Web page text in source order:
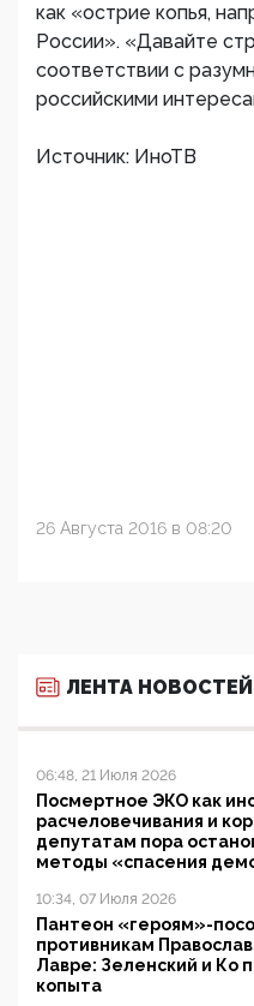
как «острие копья,
России». «Давайте
соответствии с
российскими
Источник: ИноТВ
26 Августа 2016 в 08:20
ЛЕНТА НОВОСТЕЙ
06:48, 21 Июля 2026
Посмертное ЭКО как
расчеловечивания и
депутатам пора
методы «спасения
10:34, 07 Июля 2026
Пантеон «героям»-
противникам
Лавре: Зеленский и Ко
копыта